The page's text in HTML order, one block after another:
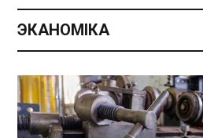
ЭКАНОМІКА